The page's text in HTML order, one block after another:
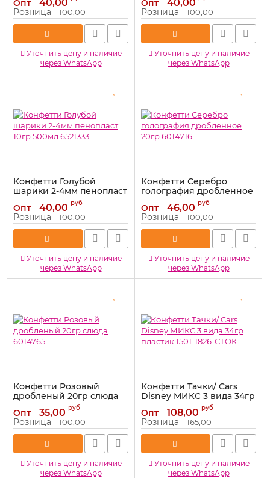
Артикул: 6521332
Опт 40,00
Розница 100,00
Уточнить цену и наличие
через WhatsApp
Артикул: 6521334
Опт 40,00
Розница 100,00
Уточнить цену и наличие
через WhatsApp
Конфетти Голубой
шарики 2-4мм пенопласт
10гр 500мл 6521333
Артикул: 6521333
Опт 40,00 руб
Розница 100,00
Уточнить цену и наличие
через WhatsApp
Конфетти Серебро
голография дробленное
Артикул: 6014716
Опт 46,00 руб
Розница 100,00
Уточнить цену и наличие
через WhatsApp
Конфетти Розовый
дробленый 20гр слюда
Артикул: 6014765
Опт 35,00 руб
Розница 100,00
Уточнить цену и наличие
через WhatsApp
Конфетти Тачки/ Cars
Disney МИКС 3 вида 34гр
пластик 1501-1826-СТОК
Артикул: 1501-1826-СТОК
Опт 108,00 руб
Розница 165,00
Уточнить цену и наличие
через WhatsApp